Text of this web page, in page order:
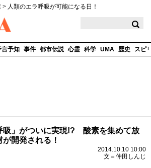
> 人類のエラ呼吸が可能になる日！
言予知 事件 都市伝説 心霊 科学 UMA 歴史 スピ
吸」がついに実現!? 酸素を集めて放
開発される！
2014.10.10 10:00
文＝仲田しんじ